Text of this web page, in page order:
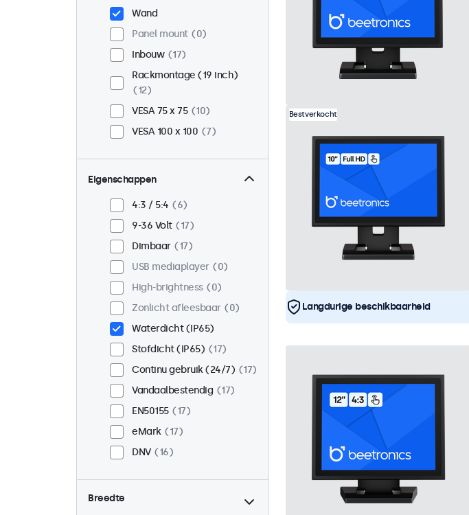
Wand
Panel mount
0
Inbouw
17
Rackmontage (19 inch)
12
VESA 75 x 75
10
VESA 100 x 100
7
Eigenschappen
4:3 / 5:4
6
9-36 Volt
17
Dimbaar
17
USB mediaplayer
0
High-brightness
0
Zonlicht afleesbaar
0
Waterdicht (IP65)
Stofdicht (IP65)
17
Continu gebruik (24/7)
17
Vandaalbestendig
17
EN50155
17
eMark
17
DNV
16
Breedte
Bestverkocht
Langdurige beschikbaarheid